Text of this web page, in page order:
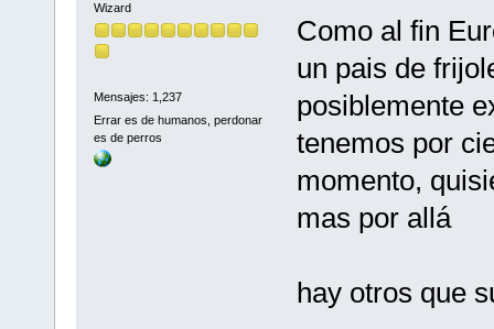
Wizard
Mensajes: 1,237
Errar es de humanos, perdonar
es de perros
Como al fin
un pais de
posiblemente
tenemos por
momento,
mas por allá
hay otros que